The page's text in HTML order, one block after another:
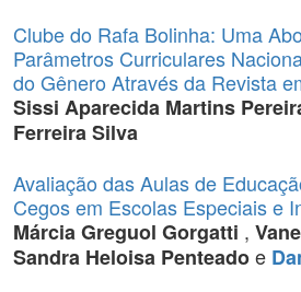
Clube do Rafa Bolinha: Uma
Parâmetros Curriculares
do Gênero Através da Revista
Sissi Aparecida Martins
Ferreira Silva
Avaliação das Aulas de
Cegos em Escolas Especiais e
Márcia Greguol Gorgatti ,
Sandra Heloisa Penteadoe